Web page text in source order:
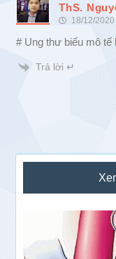
ThS.
18/12/
# Ung thư biểu mô tế
Trả lời ↵
Sidebar
chính